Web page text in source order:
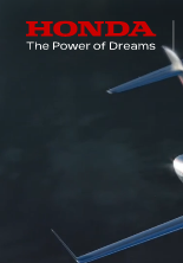
全领域产品